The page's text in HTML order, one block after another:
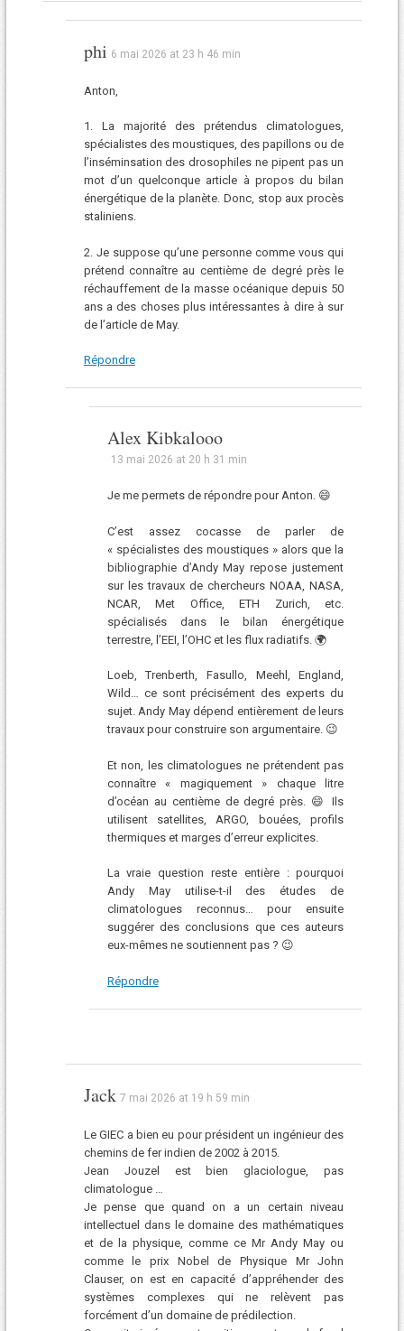
phi 6 mai 2026 at 23 h 46 min
Anton,
1. La majorité des prétendus climatologues,
spécialistes des moustiques, des papillons ou de
l’inséminsation des drosophiles ne pipent pas un
mot d’un quelconque article à propos du bilan
énergétique de la planète. Donc, stop aux procès
staliniens.
2. Je suppose qu’une personne comme vous qui
prétend connaître au centième de degré près le
réchauffement de la masse océanique depuis 50
ans a des choses plus intéressantes à dire à sur
de l’article de May.
Répondre
Alex Kibkalooo
13 mai 2026 at 20 h 31 min
Je me permets de répondre pour Anton. 😄
C’est assez cocasse de parler de
« spécialistes des moustiques » alors que la
bibliographie d’Andy May repose justement
sur les travaux de chercheurs NOAA, NASA,
NCAR, Met Office, ETH Zurich, etc.
spécialisés dans le bilan énergétique
terrestre, l’EEI, l’OHC et les flux radiatifs. 🌍
Loeb, Trenberth, Fasullo, Meehl, England,
Wild… ce sont précisément des experts du
sujet. Andy May dépend entièrement de leurs
travaux pour construire son argumentaire. 😉
Et non, les climatologues ne prétendent pas
connaître « magiquement » chaque litre
d’océan au centième de degré près. 😄 Ils
utilisent satellites, ARGO, bouées, profils
thermiques et marges d’erreur explicites.
La vraie question reste entière : pourquoi
Andy May utilise-t-il des études de
climatologues reconnus… pour ensuite
suggérer des conclusions que ces auteurs
eux-mêmes ne soutiennent pas ? 😉
Répondre
Jack 7 mai 2026 at 19 h 59 min
Le GIEC a bien eu pour président un ingénieur des
chemins de fer indien de 2002 à 2015.
Jean Jouzel est bien glaciologue, pas
climatologue …
Je pense que quand on a un certain niveau
intellectuel dans le domaine des mathématiques
et de la physique, comme ce Mr Andy May ou
comme le prix Nobel de Physique Mr John
Clauser, on est en capacité d’appréhender des
systèmes complexes qui ne relèvent pas
forcément d’un domaine de prédilection.